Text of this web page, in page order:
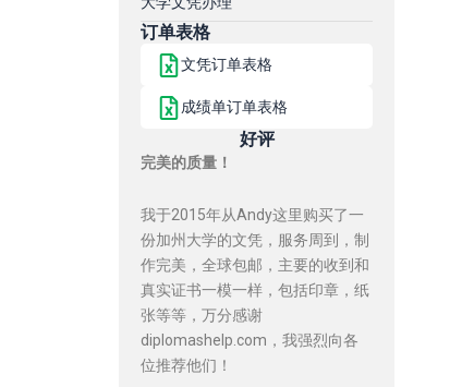
订单表格
文凭订单表格
成绩单订单表格
好评
完美的质量！
我于2015年从Andy这里购买了一
份加州大学的文凭，服务周到，制
作完美，全球包邮，主要的收到和
真实证书一模一样，包括印章，纸
张等等，万分感谢
diplomashelp.com，我强烈向各
位推荐他们！